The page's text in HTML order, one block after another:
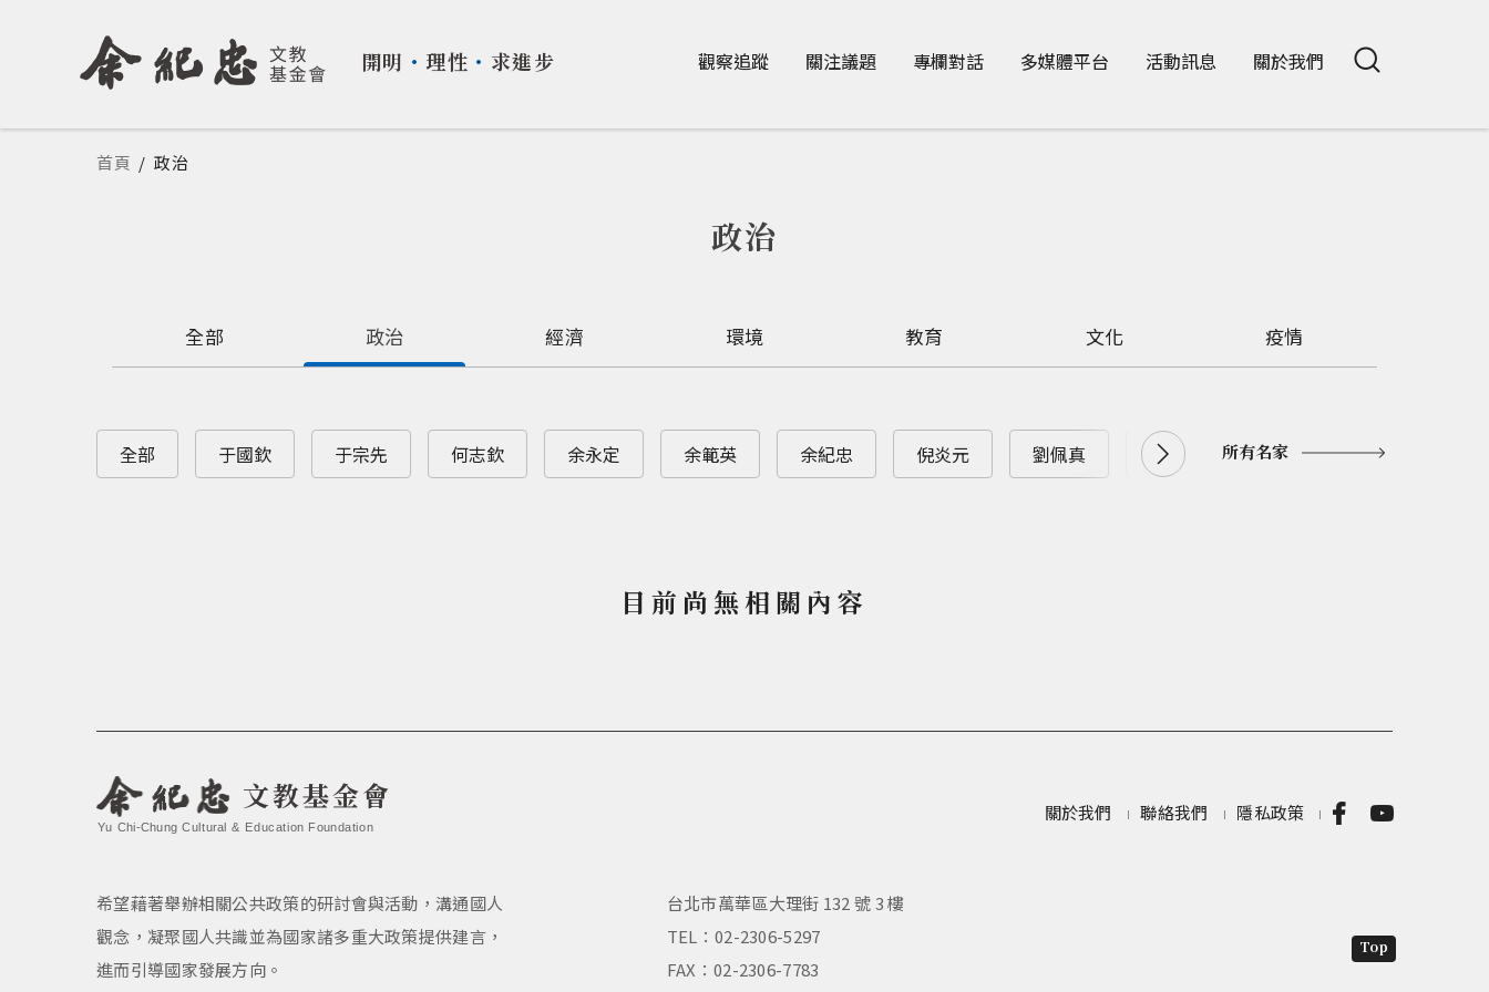
開明 ・ 理性 ・ 求進步 觀察追蹤 關注議題 專欄對話 多媒體平台 活動訊息 關於我們
您在這裡
首頁 / 政治
政治
全部 政治 經濟 環境 教育 文化 疫情
全部 于國欽 于宗先 何志欽 余永定 余範英 余紀忠 倪炎元 劉佩真 劉兆漢 劉大年 劉憶如
所有名家
目前尚無相關內容
文教基金會
Yu Chi-Chung Cultural & Education Foundation
關於我們 聯絡我們 隱私政策
希望藉著舉辦相關公共政策的研討會與活動，溝通國人
觀念，凝聚國人共識並為國家諸多重大政策提供建言，
進而引導國家發展方向。
台北市萬華區大理街 132 號 3 樓
TEL：02-2306-5297
FAX：02-2306-7783
Top